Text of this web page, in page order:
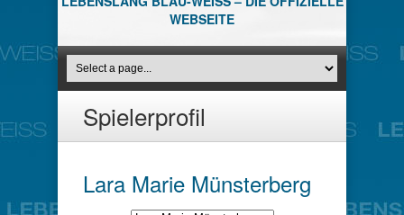
WEBSEITE
Spielerprofil
Lara Marie Münsterberg